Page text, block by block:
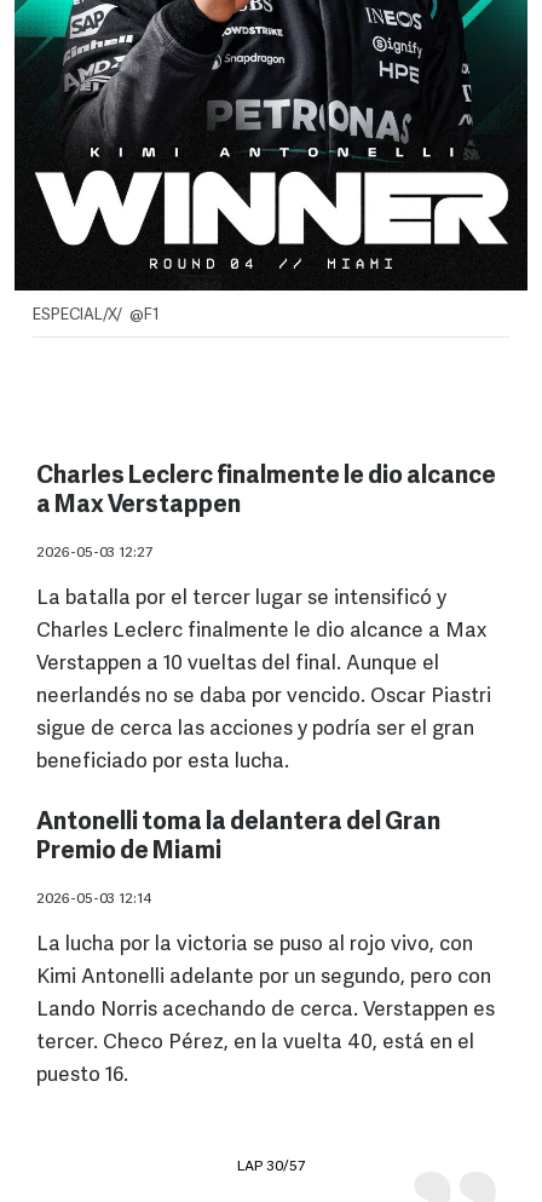
ESPECIAL/X/ @F1
Charles Leclerc finalmente le dio alcance
a Max Verstappen
2026-05-03 12:27
La batalla por el tercer lugar se intensificó y
Charles Leclerc finalmente le dio alcance a Max
Verstappen a 10 vueltas del final. Aunque el
neerlandés no se daba por vencido. Oscar Piastri
sigue de cerca las acciones y podría ser el gran
beneficiado por esta lucha.
Antonelli toma la delantera del Gran
Premio de Miami
2026-05-03 12:14
La lucha por la victoria se puso al rojo vivo, con
Kimi Antonelli adelante por un segundo, pero con
Lando Norris acechando de cerca. Verstappen es
tercer. Checo Pérez, en la vuelta 40, está en el
puesto 16.
LAP 30/57